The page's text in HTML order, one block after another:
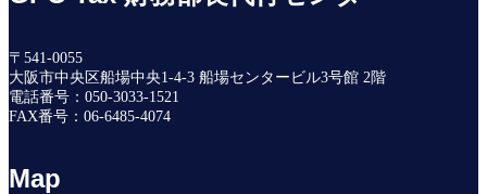
〒541-0055
大阪市中央区船場中央1-4-3 船場センタービル3号館 2階
電話番号：050-3033-1521
FAX番号：06-6485-4074
Map